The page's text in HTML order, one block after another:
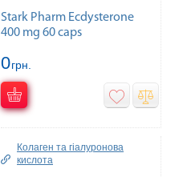
Stark Pharm Ecdysterone
400 mg 60 caps
0грн.
Колаген та гiалуронова
кислота